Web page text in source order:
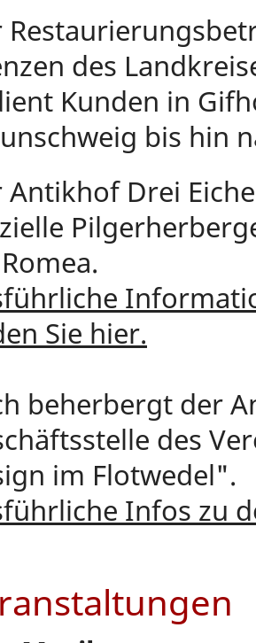
des
Kunden in
bis hin
Antikhof Drei
Sie hier.
beherbergt der
des
im Flotwedel".
Infos zu